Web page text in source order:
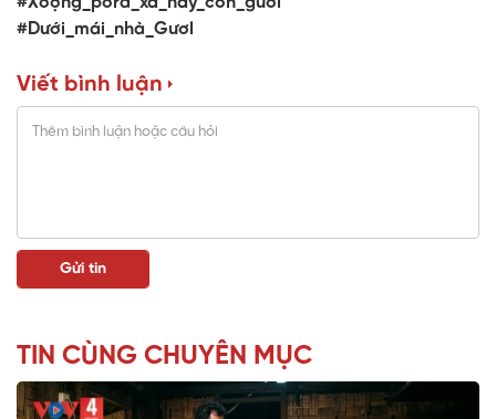
#Dưới_mái_nhà_Gươl
Viết bình luận
TIN CÙNG CHUYÊN MỤC